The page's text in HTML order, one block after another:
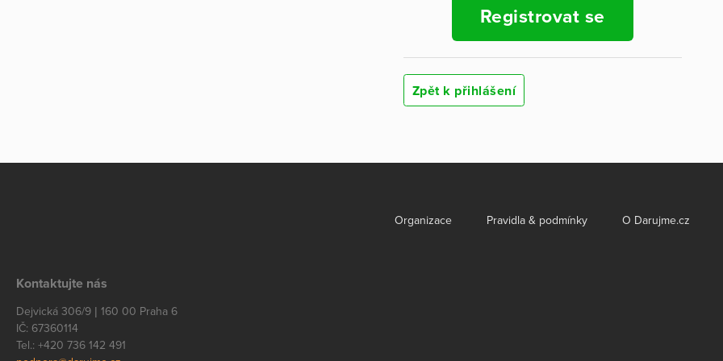
Registrovat se
Zpět k přihlášení
Organizace Pravidla & podmínky O Darujme.cz
Kontaktujte nás
Dejvická 306/9 | 160 00 Praha 6
IČ: 67360114
Tel.: +420 736 142 491